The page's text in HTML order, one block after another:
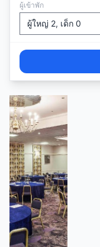
ผู้เข้าพัก